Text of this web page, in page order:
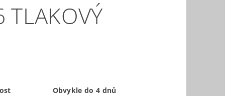
TLAKOVÝ
Obvykle do 4 dnů